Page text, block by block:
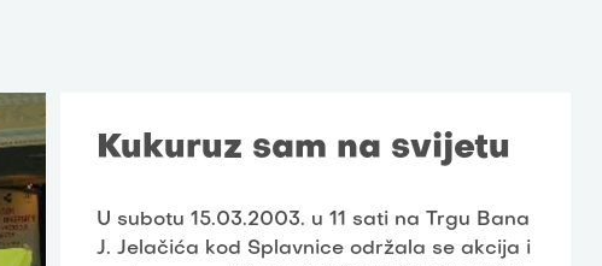
Kukuruz sam na svijetu
U subotu 15.03.2003. u 11 sati na Trgu Bana
J. Jelačića kod Splavnice održala se akcija i